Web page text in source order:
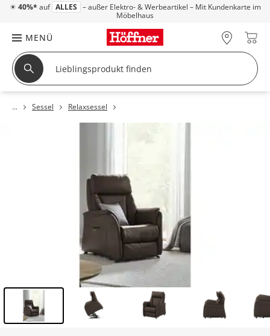
☀ 40%* auf ALLES – außer Elektro- & Werbeartikel – Mit Kundenkarte im
Möbelhaus
MENÜ
Sessel Relaxsessel